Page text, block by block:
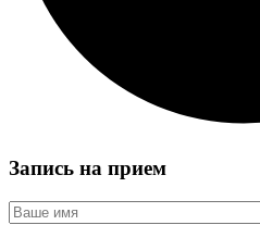
Запись на прием